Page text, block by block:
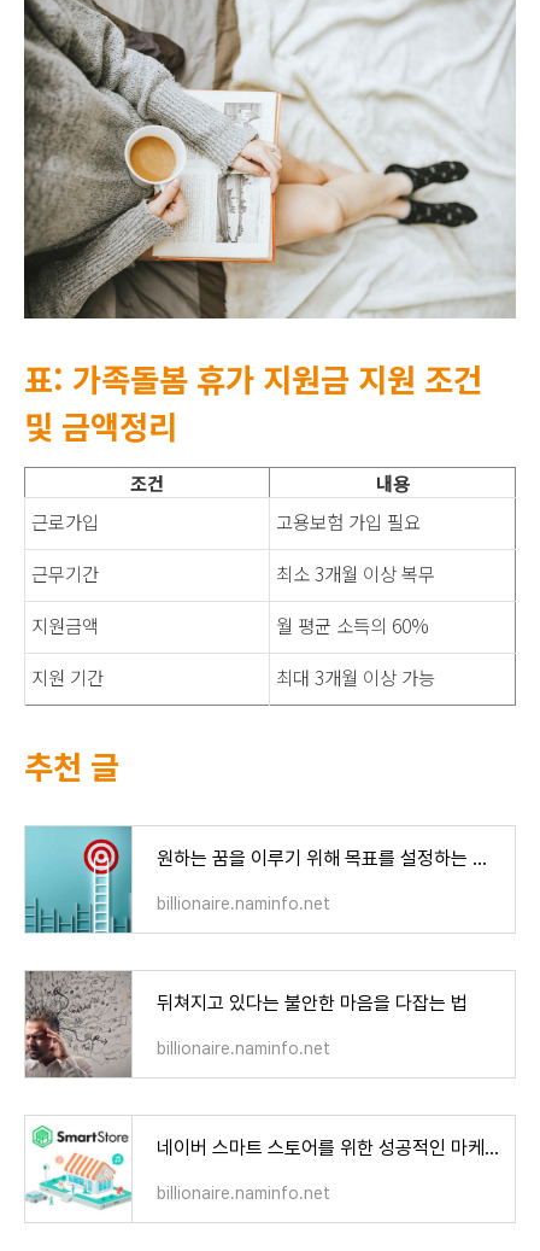
표: 가족돌봄 휴가 지원금 지원 조건
및 금액정리
조건
내용
근로가입
고용보험 가입 필요
근무기간
최소 3개월 이상 복무
지원금액
월 평균 소득의 60%
지원 기간
최대 3개월 이상 가능
추천 글
원하는 꿈을 이루기 위해 목표를 설정하는 방법
billionaire.naminfo.net
뒤쳐지고 있다는 불안한 마음을 다잡는 법
billionaire.naminfo.net
네이버 스마트 스토어를 위한 성공적인 마케팅 기법
billionaire.naminfo.net